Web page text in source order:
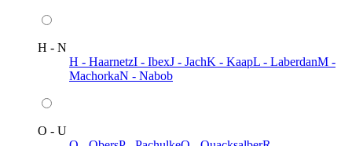
H - N
H - HaarnetzI - IbexJ - JachK - KaapL - LaberdanM -
MachorkaN - Nabob
O - U